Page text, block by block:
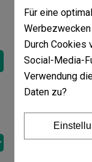
Für eine
Durch Cookies
Social-Media-
Verwendung
Daten zu?